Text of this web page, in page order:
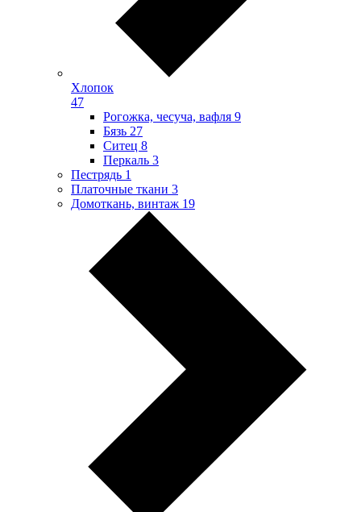
Хлопок
47
Рогожка, чесуча, вафля 9
Бязь 27
Ситец 8
Перкаль 3
Пестрядь 1
Платочные ткани 3
Домоткань, винтаж 19